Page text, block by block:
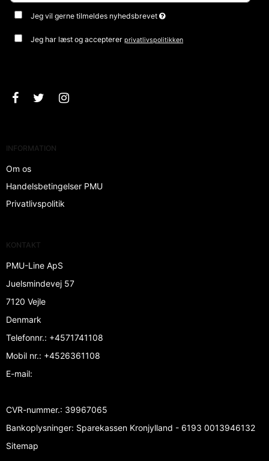
Jeg vil gerne tilmeldes nyhedsbrevet
Jeg har læst og acceptererprivatlivspolitikken
INFORMATION
Om os
Handelsbetingelser PMU
Privatlivspolitik
KONTAKT
PMU-Line ApS
Juelsmindevej 57
7120 Vejle
Denmark
Telefonnr.: +4571741108
Mobil nr.: +4526361108
E-mail:
CVR-nummer.: 39967065
Bankoplysninger: Sparekassen Kronjylland - 6193 0013946132
Sitemap